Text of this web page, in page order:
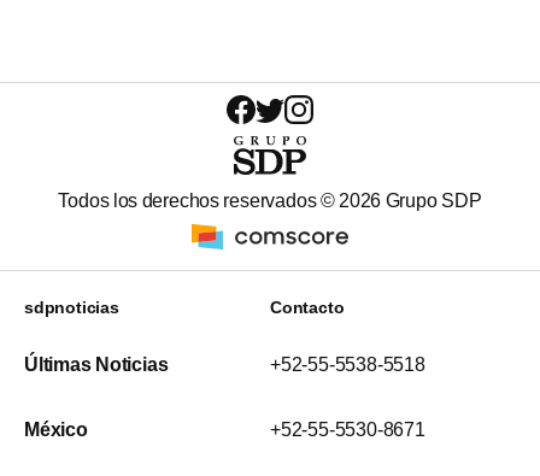
Todos los derechos reservados ©2026 Grupo SDP
sdpnoticias
Últimas Noticias
México
Contacto
+52-55-5538-5518
+52-55-5530-8671